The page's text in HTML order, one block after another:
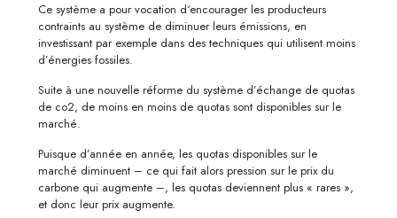
Ce système a pour vocation d‘encourager les producteurs
contraints au système de diminuer leurs émissions, en
investissant par exemple dans des techniques qui utilisent moins
d’énergies fossiles.
Suite à une nouvelle réforme du système d’échange de quotas
de co2, de moins en moins de quotas sont disponibles sur le
marché.
Puisque d’année en année, les quotas disponibles sur le
marché diminuent – ce qui fait alors pression sur le prix du
carbone qui augmente –, les quotas deviennent plus « rares »,
et donc leur prix augmente.